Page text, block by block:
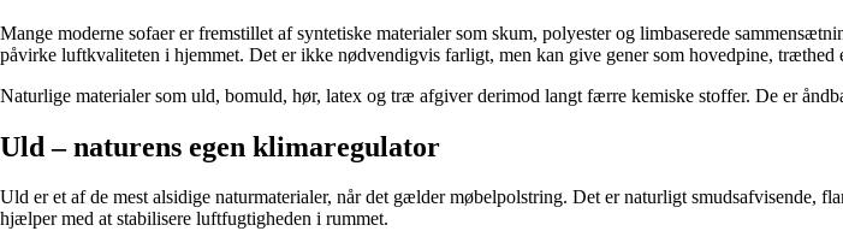
Mange moderne sofaer er fremstillet af syntetiske materialer som skum, polyester og limbaserede
påvirke luftkvaliteten i hjemmet. Det er ikke nødvendigvis farligt, men kan give gener som hovedpine,
Naturlige materialer som uld, bomuld, hør, latex og træ afgiver derimod langt færre kemiske stoffer. De er
Uld – naturens egen klimaregulator
Uld er et af de mest alsidige naturmaterialer, når det gælder møbelpolstring. Det er naturligt smudsafvisende,
hjælper med at stabilisere luftfugtigheden i rummet.